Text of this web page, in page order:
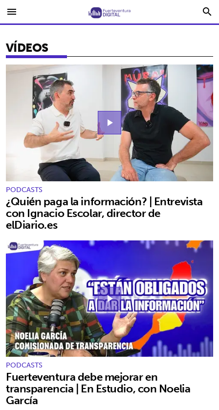
menu search
VÍDEOS
play_arrow
PODCASTS
¿Quién paga la información? | Entrevista
con Ignacio Escolar, director de
elDiario.es
play_arrow
PODCASTS
Fuerteventura debe mejorar en
transparencia | En Estudio, con Noelia
García